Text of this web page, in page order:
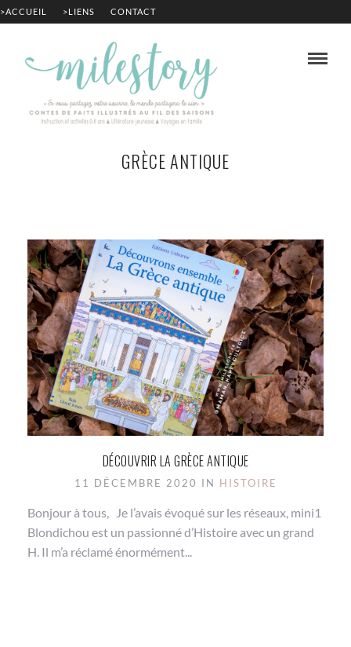
>ACCUEIL >LIENS CONTACT
GRÈCE ANTIQUE
DÉCOUVRIR LA GRÈCE ANTIQUE
11 DÉCEMBRE 2020 IN HISTOIRE
Bonjour à tous, Je l’avais évoqué sur les réseaux, mini1
Blondichou est un passionné d’Histoire avec un grand
H. Il m’a réclamé énormément...